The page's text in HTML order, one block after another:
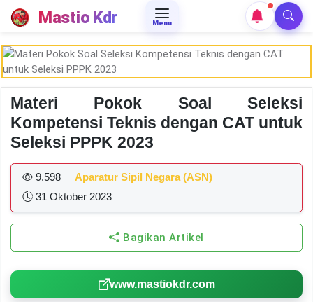
Mastio Kdr Menu
Materi Pokok Soal Seleksi
Kompetensi Teknis dengan CAT untuk
Seleksi PPPK 2023
9.598
Aparatur Sipil Negara (ASN)
31 Oktober 2023
Bagikan Artikel
www.mastiokdr.com